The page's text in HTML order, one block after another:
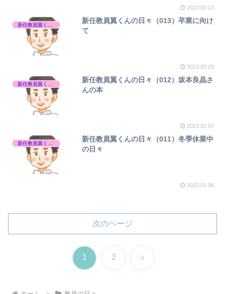
2023.03.17
新任教員翼くんの日々
新任教員翼くんの日々（013）卒業に向け
て
2023.03.03
新任教員翼くんの日々（012）坂本良晶さ
んの本
2023.01.07
新任教員翼くんの日々（011）冬季休業中
の日々
2023.01.06
次のページ
1 2 次